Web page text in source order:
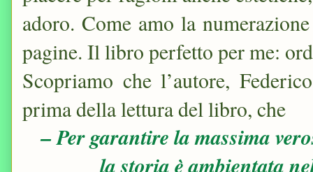
adoro. Come amo la
pagine. Il libro perfetto per me:
Scopriamo che l’autore,
prima della lettura del libro, che
– Per garantire la massima
la storia è ambientata